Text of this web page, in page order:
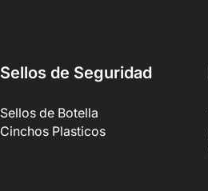
Sellos de Seguridad
Sellos de Botella
Cinchos Plasticos